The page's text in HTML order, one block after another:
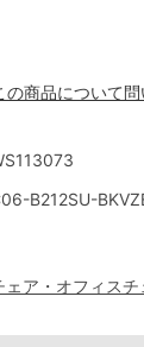
B212SU-
ェア・オフィスチ
の商品について